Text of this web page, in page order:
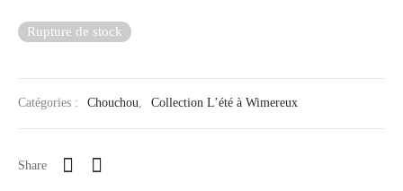
Rupture de stock
Catégories : Chouchou, Collection L’été à Wimereux
Share